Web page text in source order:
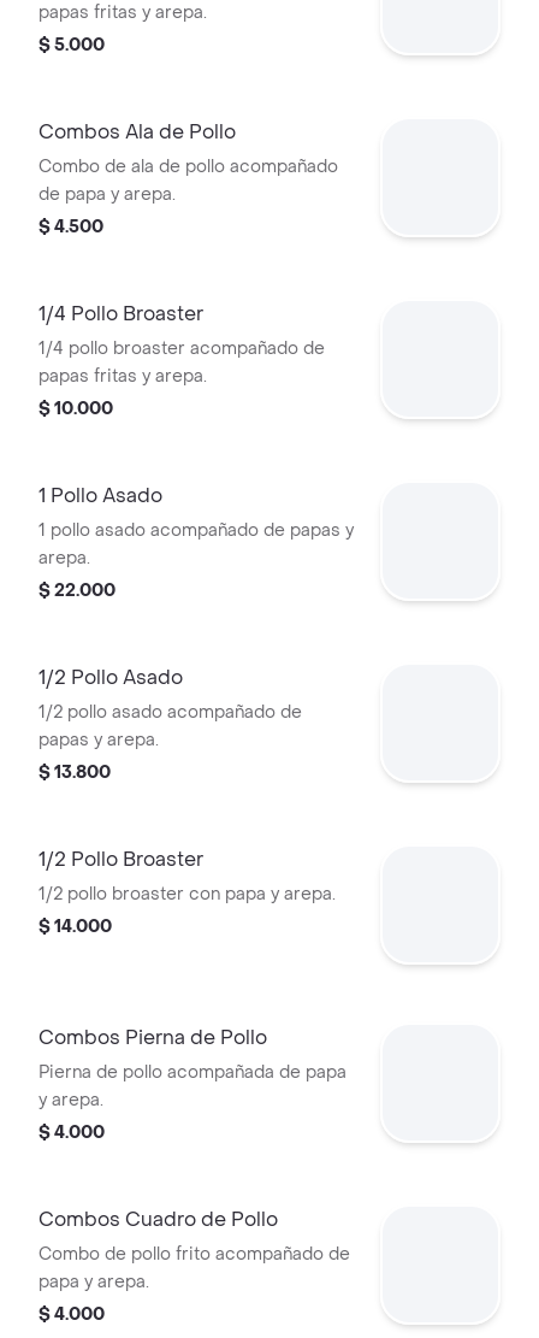
papas fritas y arepa.
$ 5.000
Combos Ala de Pollo
Combo de ala de pollo acompañado
de papa y arepa.
$ 4.500
1/4 Pollo Broaster
1/4 pollo broaster acompañado de
papas fritas y arepa.
$ 10.000
1 Pollo Asado
1 pollo asado acompañado de papas y
arepa.
$ 22.000
1/2 Pollo Asado
1/2 pollo asado acompañado de
papas y arepa.
$ 13.800
1/2 Pollo Broaster
1/2 pollo broaster con papa y arepa.
$ 14.000
Combos Pierna de Pollo
Pierna de pollo acompañada de papa
y arepa.
$ 4.000
Combos Cuadro de Pollo
Combo de pollo frito acompañado de
papa y arepa.
$ 4.000